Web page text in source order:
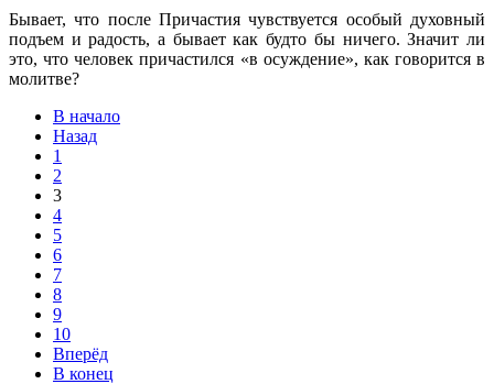
Бывает, что после Причастия чувствуется особый духовный
подъем и радость, а бывает как будто бы ничего. Значит ли
это, что человек причастился «в осуждение», как говорится в
молитве?
В начало
Назад
1
2
3
4
5
6
7
8
9
10
Вперёд
В конец